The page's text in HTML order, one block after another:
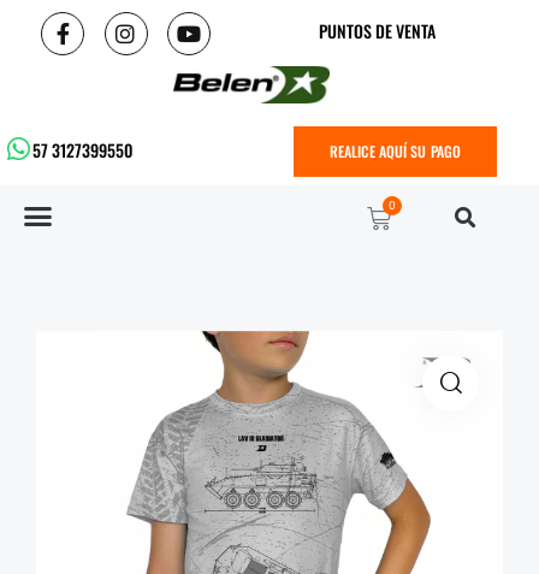
PUNTOS DE VENTA
57 3127399550 REALICE AQUÍ SU PAGO
0